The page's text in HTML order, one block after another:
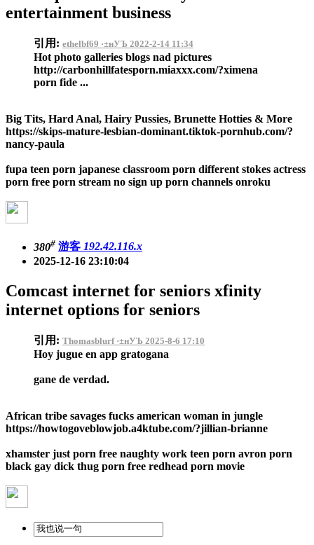
entertainment business
引用: ethelbf69 ·±нУЪ 2022-2-14 11:34
Hot photo galleries blogs nad pictures
http://carbonhillfatesporn.miaxxx.com/?ximena
porn fide ...
Big Tits, Hard Anal, Hairy Pussies, Brunette Hotties & More
https://skips-mature-lesbian-dominant.tiktok-pornhub.com/?
nancy-paula
fupa teen porn japanese classroom porn different stokes actress
porn free porn stream no sign up porn channels onroku
380# 游客 192.42.116.x
2025-12-16 23:10:04
Comcast internet for seniors xfinity
internet options for seniors
引用: Thomasblurf ·±нУЪ 2025-8-6 17:10
Hoy jugue en app gratogana
gane de verdad.
African tribe savages fucks american woman in jungle
https://howtogoveblowjob.a4ktube.com/?jillian-brianne
xhamster just porn free naughty work teen porn avron porn
black gay dick thug porn free redhead porn movie